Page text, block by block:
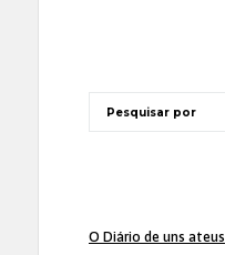
O Diário de uns ateus